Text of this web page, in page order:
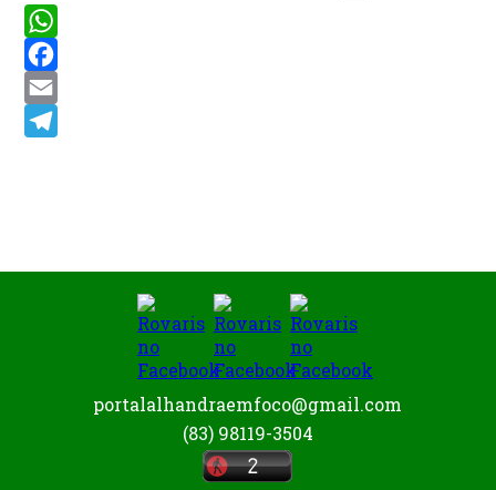
WhatsApp
Facebook
Email
portalalhandraemfoco@gmail.com
(83) 98119-3504